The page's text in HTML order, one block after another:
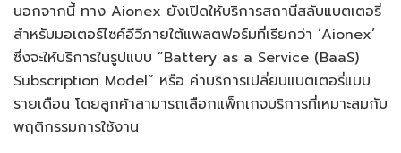
นอกจากนี้ ทาง Aionex ยังเปิดให้บริการสถานีสลับแบตเตอรี่
สำหรับมอเตอร์ไซค์อีวีภายใต้แพลตฟอร์มที่เรียกว่า ‘Aionex’
ซึ่งจะให้บริการในรูปแบบ “Battery as a Service (BaaS)
Subscription Model” หรือ ค่าบริการเปลี่ยนแบตเตอรี่แบบ
รายเดือน โดยลูกค้าสามารถเลือกแพ็กเกจบริการที่เหมาะสมกับ
พฤติกรรมการใช้งาน